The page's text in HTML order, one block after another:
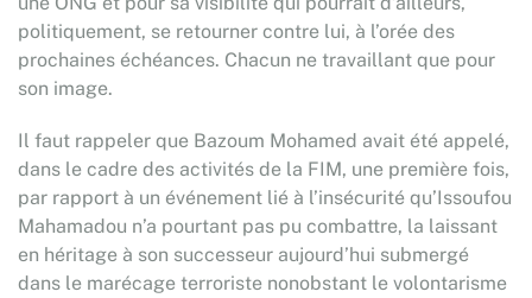
politiquement, se retourner contre lui, à l’orée des
prochaines échéances. Chacun ne travaillant que pour
son image.
Il faut rappeler que Bazoum Mohamed avait été appelé,
dans le cadre des activités de la FIM, une première fois,
par rapport à un événement lié à l’insécurité qu’Issoufou
Mahamadou n’a pourtant pas pu combattre, la laissant
en héritage à son successeur aujourd’hui submergé
dans le marécage terroriste nonobstant le volontarisme